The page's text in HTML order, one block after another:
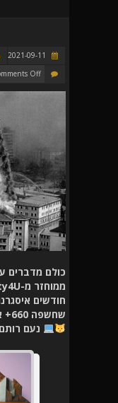
Off
כולם מדברים
שחשפה 660+ אלף קבצים עם מידע אישי ורגיש
נעם